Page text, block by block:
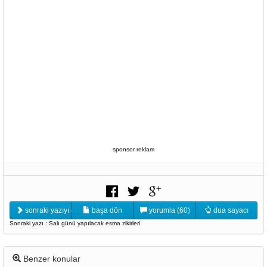
sponsor reklam
sonraki yazıyı oku başa dön yorumla (60) dua sayacı
Sonraki yazı : Salı günü yapılacak esma zikirleri
Benzer konular